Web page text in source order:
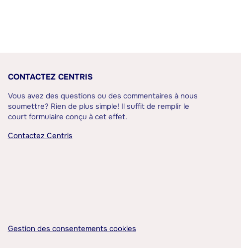
CONTACTEZ CENTRIS
Vous avez des questions ou des commentaires à nous
soumettre? Rien de plus simple! Il suffit de remplir le
court formulaire conçu à cet effet.
Contactez Centris
Gestion des consentements cookies